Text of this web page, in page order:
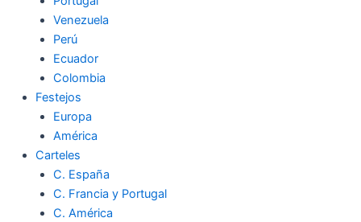
Venezuela
Perú
Ecuador
Colombia
Festejos
Europa
América
Carteles
C. España
C. Francia y Portugal
C. América